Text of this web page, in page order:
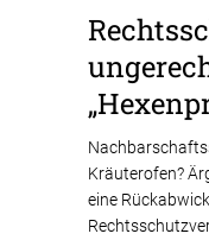
Kräuterofen?
eine